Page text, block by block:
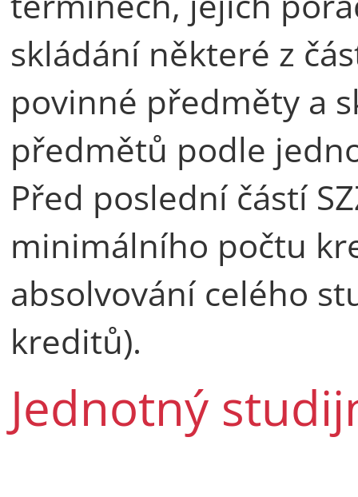
skládání některé z
povinné předměty a
předmětů podle
Před poslední částí
minimálního počtu
absolvování celého
kreditů).
Jednotný